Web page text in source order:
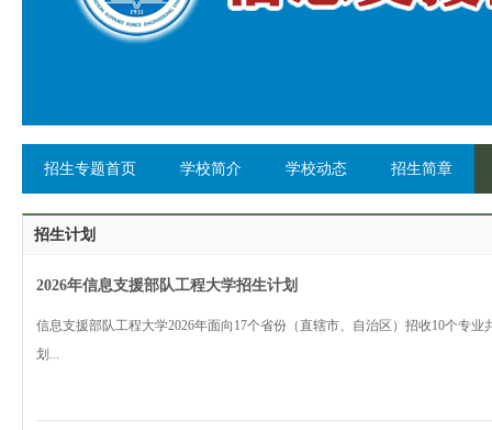
招生专题首页 学校简介 学校动态 招生简章
招生计划
2026年信息支援部队工程大学招生计划
信息支援部队工程大学2026年面向17个省份（直辖市、自治区）招收10个专
划...